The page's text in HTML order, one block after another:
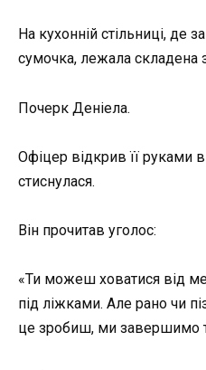
На кухонній стільниці, де
сумочка, лежала складена
Почерк Деніела.
Офіцер відкрив її руками
стиснулася.
Він прочитав уголос:
«Ти можеш ховатися від
під ліжками. Але рано чи
це зробиш, ми завершимо